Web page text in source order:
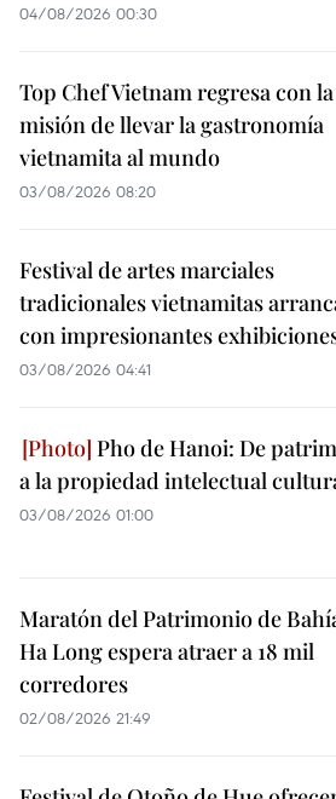
04/08/2026 00:30
Top Chef Vietnam regresa con la
misión de llevar la gastronomía
vietnamita al mundo
03/08/2026 08:20
Festival de artes marciales
tradicionales vietnamitas
con impresionantes
03/08/2026 04:41
Pho de Hanoi: De
a la propiedad intelectual
03/08/2026 01:00
Maratón del Patrimonio de
Ha Long espera atraer a 18 mil
corredores
02/08/2026 21:49